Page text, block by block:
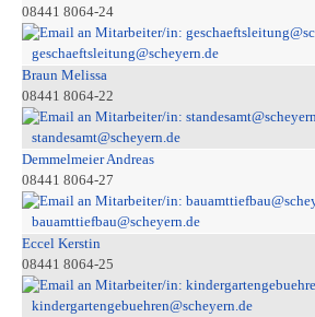
08441 8064-24
geschaeftsleitung@scheyern.de
Braun Melissa
08441 8064-22
standesamt@scheyern.de
Demmelmeier Andreas
08441 8064-27
bauamttiefbau@scheyern.de
Eccel Kerstin
08441 8064-25
kindergartengebuehren@scheyern.de